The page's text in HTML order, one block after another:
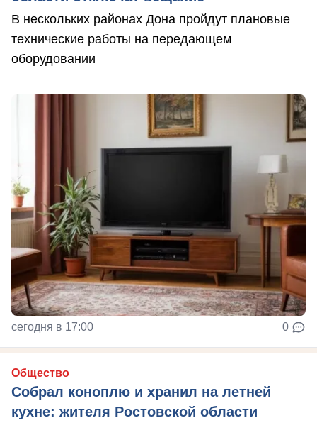
В нескольких районах Дона пройдут плановые
технические работы на передающем
оборудовании
сегодня в 17:00 0
Общество
Собрал коноплю и хранил на летней
кухне: жителя Ростовской области